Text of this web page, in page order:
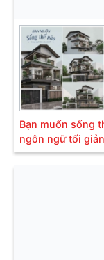
Bạn muốn sống
ngôn ngữ tối